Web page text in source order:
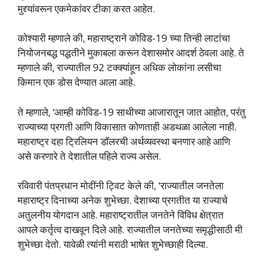
मुद्द्यांवरून एकमेकांवर टीका करत आहेत.
कोश्यारी म्हणाले की, महाराष्ट्राने कोविड-19 च्या तिन्ही लाटांचा
नियोजनबद्ध पद्धतीने मुकाबला करून देशासमोर आदर्श ठेवला आहे. ते
म्हणाले की, राज्यातील 92 टक्क्यांहून अधिक लोकांना लसीचा
किमान एक डोस देण्यात आला आहे.
ते म्हणाले, ‘आम्ही कोविड-19 साथीच्या आजारातून जात आहोत, परंतु
राज्याच्या प्रगती आणि विकासात कोणताही अडथळा आलेला नाही.
महाराष्ट्र दहा ट्रिलियन डॉलरची अर्थव्यवस्था बनणार आहे आणि
असे करणारे ते देशातील पहिले राज्य असेल.
रविवारी पंतप्रधान मोदींनी ट्विट केले की, ‘राज्यातील जनतेला
महाराष्ट्र दिनाच्या अनेक शुभेच्छा. देशाच्या प्रगतीत या राज्याचे
अतुलनीय योगदान आहे. महाराष्ट्रातील जनतेने विविध क्षेत्रात
आपले कर्तृत्व दाखवून दिले आहे. राज्यातील जनतेच्या समृद्धीसाठी मी
शुभेच्छा देतो. यावेळी त्यांनी मराठी भाषेत शुभेच्छाही दिल्या.